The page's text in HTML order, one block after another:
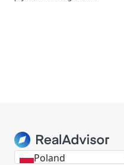
Poland